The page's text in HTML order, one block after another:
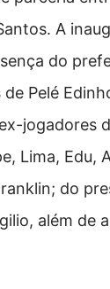
A
do
Pelé
jogadores
Lima, Edu,
do
além de